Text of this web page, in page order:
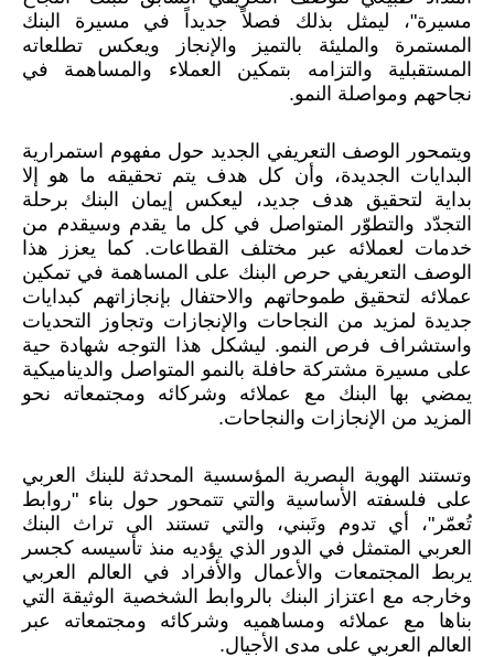
مسيرة"، ليمثل بذلك فصلاً جديداً في مسيرة البنك
المستمرة والمليئة بالتميز والإنجاز
ويعكس تطلعاته
المستقبلية والتزامه بتمكين العملاء والمساهمة في
نجاحهم ومواصلة النمو.
ويتمحور الوصف التعريفي الجديد حول مفهوم استمرارية
البدايات الجديدة، وأن كل هدف يتم تحقيقه ما هو إلا
بداية لتحقيق هدف جديد، ليعكس إيمان البنك برحلة
التجدّد والتطوّر المتواصل في كل ما يقدم وسيقدم من
خدمات لعملائه عبر مختلف القطاعات. كما يعزز هذا
الوصف التعريفي حرص البنك على المساهمة في تمكين
عملائه لتحقيق طموحاتهم والاحتفال بإنجازاتهم كبدايات
جديدة لمزيد من النجاحات والإنجازات وتجاوز التحديات
واستشراف فرص النمو. ليشكل هذا التوجه شهادة حية
على مسيرة مشتركة حافلة بالنمو المتواصل والديناميكية
يمضي بها البنك مع عملائه وشركائه ومجتمعاته نحو
المزيد من الإنجازات والنجاحات.
وتستند الهوية البصرية المؤسسية المحدثة للبنك العربي
على فلسفته الأساسية والتي تتمحور حول بناء "روابط
تُعمّر"، أي تدوم وتَبني، والتي تستند الى تراث البنك
العربي المتمثل في الدور الذي يؤديه منذ تأسيسه كجسر
يربط المجتمعات والأعمال والأفراد في العالم العربي
وخارجه مع اعتزاز البنك بالروابط الشخصية الوثيقة التي
بناها مع عملائه ومساهميه وشركائه ومجتمعاته عبر
العالم العربي على مدى الأجيال.